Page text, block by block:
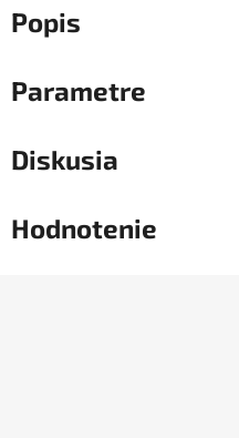
Popis
Parametre
Diskusia
Hodnotenie